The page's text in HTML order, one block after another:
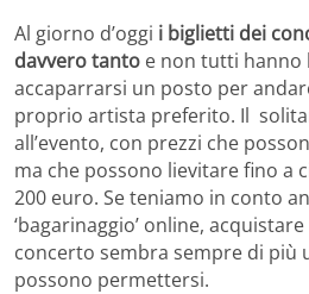
Al giorno d’oggi i biglietti dei
davvero tanto e non tutti hanno
accaparrarsi un posto per
proprio artista preferito. Il
all’evento, con prezzi che
ma che possono lievitare fino a
200 euro. Se teniamo in conto
‘bagarinaggio’ online,
concerto sembra sempre di più
possono permettersi.